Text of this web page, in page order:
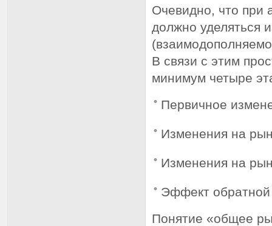
Очевидно, что при
должно уделяться
В связи с этим
минимум четыре
Первичное
Изменения на
Изменения на
Эффект обратной
Понятие «общее